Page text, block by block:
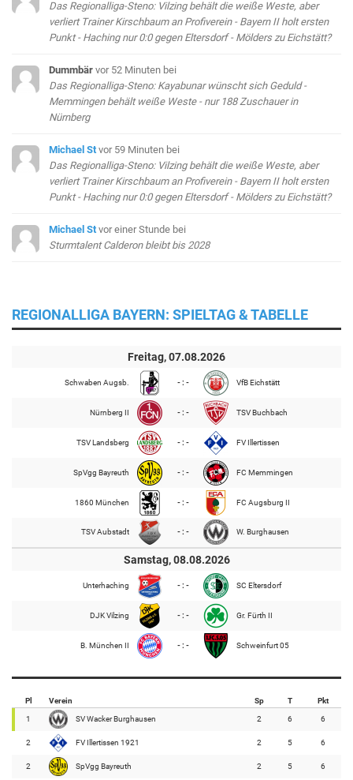
Das Regionalliga-Steno: Vilzing behält die weiße Weste, aber
verliert Trainer Kirschbaum an Profiverein - Bayern II holt ersten
Punkt - Haching nur 0:0 gegen Eltersdorf - Mölders zu Eichstätt?
Dummbär vor 52 Minuten bei
Das Regionalliga-Steno: Kayabunar wünscht sich Geduld -
Memmingen behält weiße Weste - nur 188 Zuschauer in
Nürnberg
Michael St vor 59 Minuten bei
Das Regionalliga-Steno: Vilzing behält die weiße Weste, aber
verliert Trainer Kirschbaum an Profiverein - Bayern II holt ersten
Punkt - Haching nur 0:0 gegen Eltersdorf - Mölders zu Eichstätt?
Michael St vor einer Stunde bei
Sturmtalent Calderon bleibt bis 2028
REGIONALLIGA BAYERN: SPIELTAG & TABELLE
Freitag, 07.08.2026
Schwaben Augsb. - : - VfB Eichstätt
Nürnberg II - : - TSV Buchbach
TSV Landsberg - : - FV Illertissen
SpVgg Bayreuth - : - FC Memmingen
1860 München - : - FC Augsburg II
TSV Aubstadt - : - W. Burghausen
Samstag, 08.08.2026
Unterhaching - : - SC Eltersdorf
DJK Vilzing - : - Gr. Fürth II
B. München II - : - Schweinfurt 05
Pl Verein Sp T Pkt
1 SV Wacker Burghausen 2 6 6
2 FV Illertissen 1921 2 5 6
2 SpVgg Bayreuth 2 5 6